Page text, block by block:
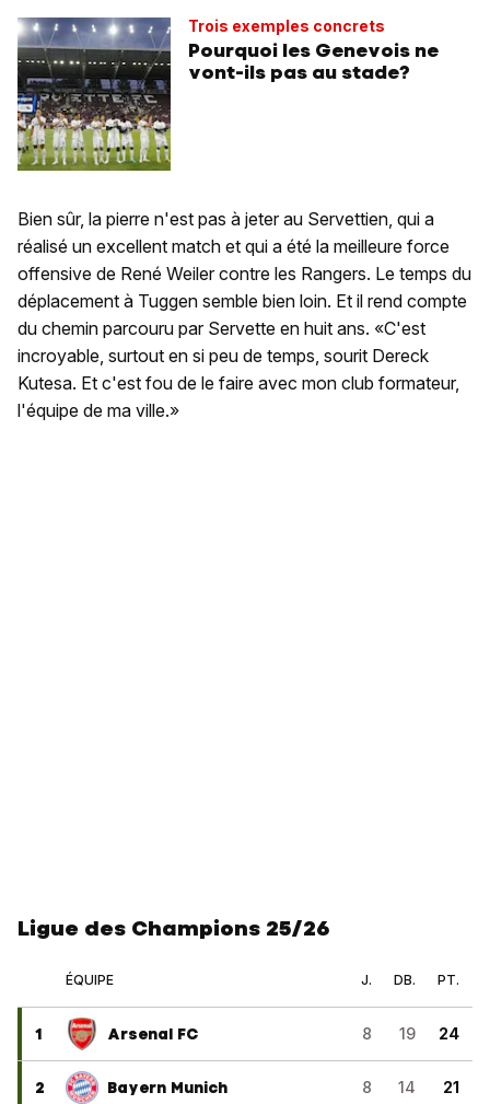
Trois exemples concrets
Pourquoi les Genevois ne
vont-ils pas au stade?
Bien sûr, la pierre n'est pas à jeter au Servettien, qui a
réalisé un excellent match et qui a été la meilleure force
offensive de René Weiler contre les Rangers. Le temps du
déplacement à Tuggen semble bien loin. Et il rend compte
du chemin parcouru par Servette en huit ans. «C'est
incroyable, surtout en si peu de temps, sourit Dereck
Kutesa. Et c'est fou de le faire avec mon club formateur,
l'équipe de ma ville.»
Ligue des Champions 25/26
ÉQUIPE J. DB. PT.
1 Arsenal FC 8 19 24
2 Bayern Munich 8 14 21